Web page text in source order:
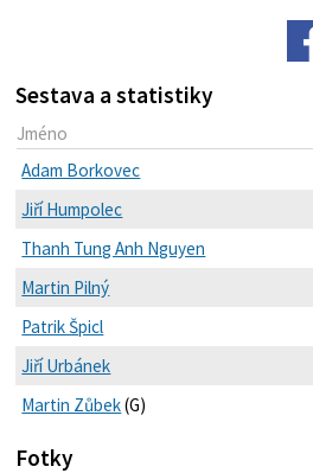
Sestava a statistiky
Jméno
Adam Borkovec
Jiří Humpolec
Thanh Tung Anh Nguyen
Martin Pilný
Patrik Špicl
Jiří Urbánek
Martin Zůbek(G)
Fotky